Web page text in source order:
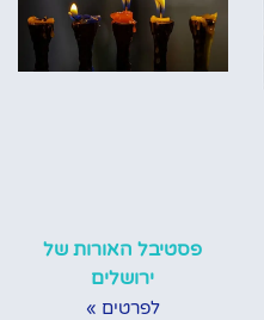
פסטיבל האורות של
ירושלים
לפרטים »